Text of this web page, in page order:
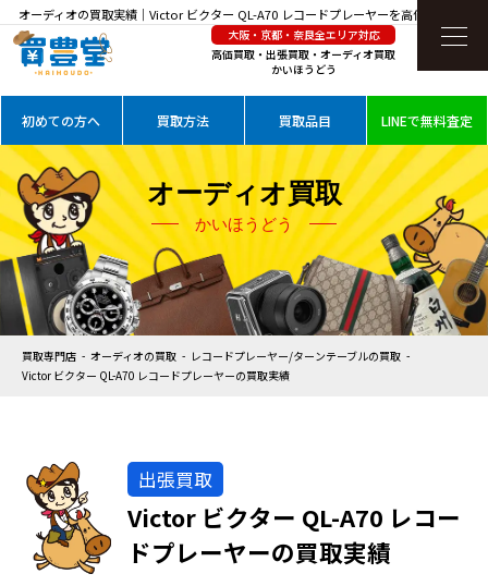
オーディオの買取実績｜Victor ビクター QL-A70 レコードプレーヤーを高価買取
大阪・京都・奈良全エリア対応
高価買取・出張買取・オーディオ買取
かいほうどう
初めての方へ 買取方法 買取品目 LINEで無料査定
オーディオ買取
かいほうどう
買取専門店 オーディオの買取
レコードプレーヤー/ターンテーブルの買取
Victor ビクター QL-A70 レコードプレーヤーの買取実績
出張買取
Victor ビクター QL-A70 レコー
ドプレーヤーの買取実績